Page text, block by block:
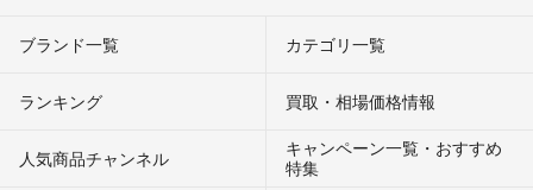
ブランド一覧 カテゴリ一覧
ランキング 買取・相場価格情報
人気商品チャンネル
キャンペーン一覧・おすすめ
特集